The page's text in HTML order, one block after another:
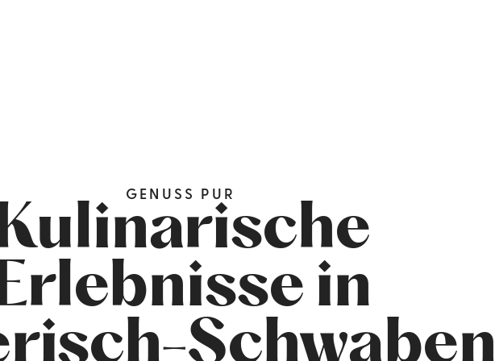
GENUSS PUR
in
Schwaben